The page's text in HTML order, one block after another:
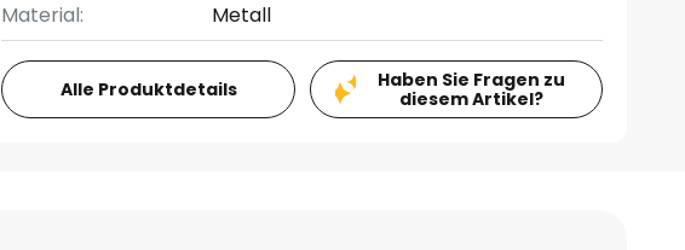
Material:
Metall
Alle Produktdetails
Haben Sie Fragen zu
diesem Artikel?